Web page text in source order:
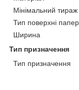
Мінімальний тираж
Тип поверхні
Ширина
Тип призначення
Тип призначення